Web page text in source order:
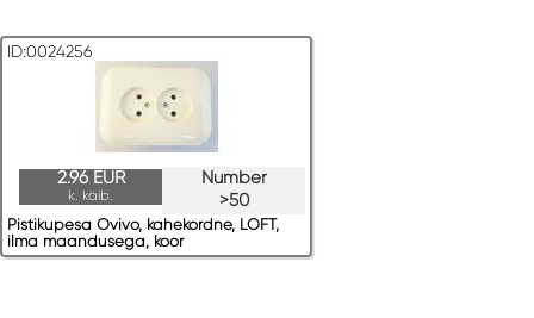
ID:0024256
Number
>50
2.96 EUR
k. käib.
Pistikupesa Ovivo, kahekordne, LOFT,
ilma maandusega, koor